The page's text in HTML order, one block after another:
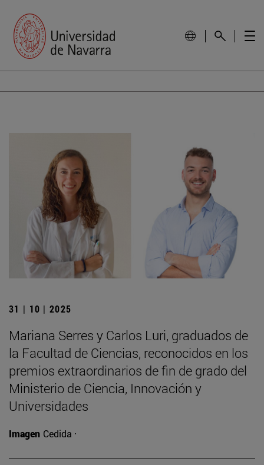
31 | 10 | 2025
Mariana Serres y Carlos Luri, graduados de
la Facultad de Ciencias, reconocidos en los
premios extraordinarios de fin de grado del
Ministerio de Ciencia, Innovación y
Universidades
Imagen Cedida ·